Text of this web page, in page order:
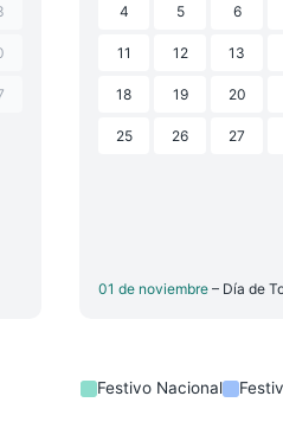
4 5 6
11 12 13
18 19 20
25 26 27
01 de noviembre – Día de
Festivo Nacional